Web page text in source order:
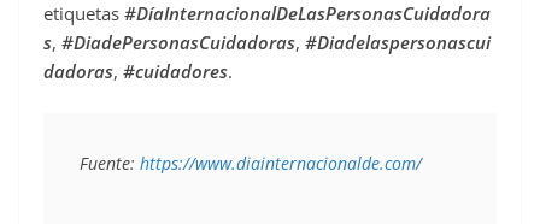
etiquetas #DíaInternacionalDeLasPersonasCuidadora
s, #DiadePersonasCuidadoras, #Diadelaspersonascui
dadoras, #cuidadores.
Fuente: https://www.diainternacionalde.com/